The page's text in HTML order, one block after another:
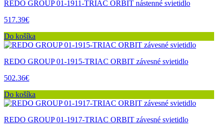
REDO GROUP 01-1911-TRIAC ORBIT nástenné svietidlo
517.39€
Do košíka
REDO GROUP 01-1915-TRIAC ORBIT závesné svietidlo
502.36€
Do košíka
REDO GROUP 01-1917-TRIAC ORBIT závesné svietidlo